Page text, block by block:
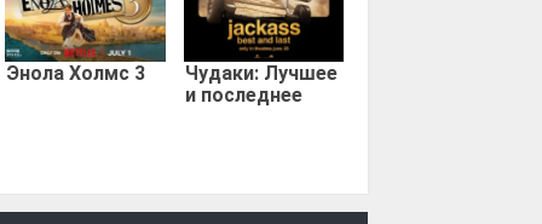
Энола Холмс 3
Чудаки: Лучшее
и последнее